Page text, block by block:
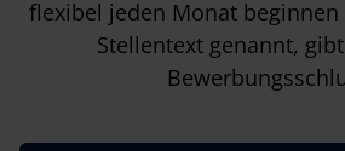
flexibel jeden Monat
Stellentext genannt,